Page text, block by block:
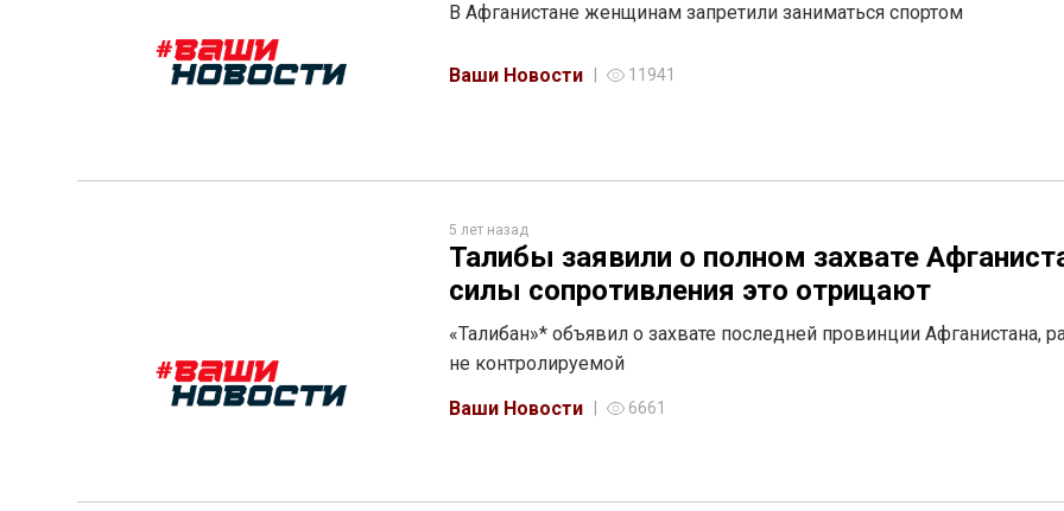
В Афганистане женщинам запретили заниматься спортом
Ваши Новости 11941
5 лет назад
Талибы заявили о полном захвате
силы сопротивления это отрицают
«Талибан»* объявил о захвате последней провинции Афганистана,
не контролируемой
Ваши Новости
6661